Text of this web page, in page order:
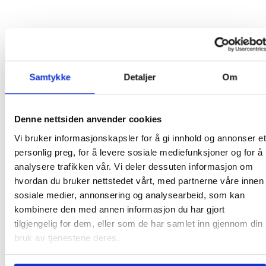
Samtykke Detaljer Om
Denne nettsiden anvender cookies
Vi bruker informasjonskapsler for å gi innhold og annonser et
personlig preg, for å levere sosiale mediefunksjoner og for å
analysere trafikken vår. Vi deler dessuten informasjon om
hvordan du bruker nettstedet vårt, med partnerne våre innen
sosiale medier, annonsering og analysearbeid, som kan
kombinere den med annen informasjon du har gjort
tilgjengelig for dem, eller som de har samlet inn gjennom din
bruk av tjenestene deres.
Dette er LO-
kongressens vedtak
«LO vil prioritere arbeidet med å
forbedre AFP-ordningene.
Endringene i ordningene skal
bidra til økt forutsigbarhet og at
flere arbeidstakere sikres en god
AFP. (…) Arbeidstakere som har
fylt femti år skal opprettholde
rettigheter som følger av dagens
AFP PENSJONISTER
KINE ASPER VISTNES
PENSJON
NYHETER LO